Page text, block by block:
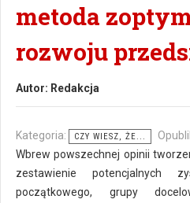
metoda
rozwoju
Autor: Redakcja
Kategoria: CZY WIESZ, ŻE...
Wbrew powszechnej opinii
zestawienie potencjalnych
początkowego, grupy